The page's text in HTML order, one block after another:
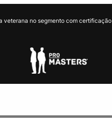
veterana no segmento com certificação